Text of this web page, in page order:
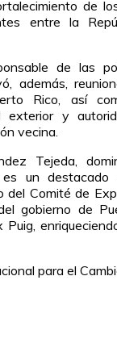
de
entre la
de las
además,
Rico, así
exterior y
vecina.
Tejeda,
un destacado
del Comité de
gobierno de
para el